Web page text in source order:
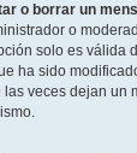
o borrar un
o
solo es válida
ha sido
veces dejan un